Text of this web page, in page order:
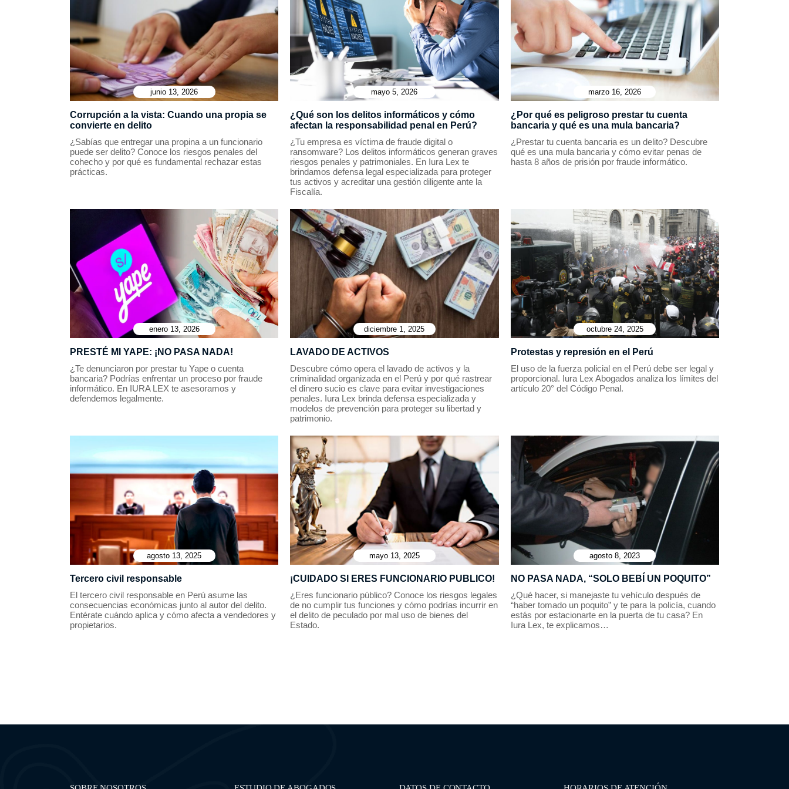
junio 13, 2026
Corrupción a la vista: Cuando una propia se
convierte en delito
¿Sabías que entregar una propina a un funcionario
puede ser delito? Conoce los riesgos penales del
cohecho y por qué es fundamental rechazar estas
prácticas.
mayo 5, 2026
¿Qué son los delitos informáticos y cómo
afectan la responsabilidad penal en Perú?
¿Tu empresa es víctima de fraude digital o
ransomware? Los delitos informáticos generan graves
riesgos penales y patrimoniales. En Iura Lex te
brindamos defensa legal especializada para proteger
tus activos y acreditar una gestión diligente ante la
Fiscalía.
marzo 16, 2026
¿Por qué es peligroso prestar tu cuenta
bancaria y qué es una mula bancaria?
¿Prestar tu cuenta bancaria es un delito? Descubre
qué es una mula bancaria y cómo evitar penas de
hasta 8 años de prisión por fraude informático.
enero 13, 2026
PRESTÉ MI YAPE: ¡NO PASA NADA!
¿Te denunciaron por prestar tu Yape o cuenta
bancaria? Podrías enfrentar un proceso por fraude
informático. En IURA LEX te asesoramos y
defendemos legalmente.
diciembre 1, 2025
LAVADO DE ACTIVOS
Descubre cómo opera el lavado de activos y la
criminalidad organizada en el Perú y por qué rastrear
el dinero sucio es clave para evitar investigaciones
penales. Iura Lex brinda defensa especializada y
modelos de prevención para proteger su libertad y
patrimonio.
octubre 24, 2025
Protestas y represión en el Perú
El uso de la fuerza policial en el Perú debe ser legal y
proporcional. Iura Lex Abogados analiza los límites del
artículo 20° del Código Penal.
agosto 13, 2025
Tercero civil responsable
El tercero civil responsable en Perú asume las
consecuencias económicas junto al autor del delito.
Entérate cuándo aplica y cómo afecta a vendedores y
propietarios.
mayo 13, 2025
¡CUIDADO SI ERES FUNCIONARIO PUBLICO!
¿Eres funcionario público? Conoce los riesgos legales
de no cumplir tus funciones y cómo podrías incurrir en
el delito de peculado por mal uso de bienes del
Estado.
agosto 8, 2023
NO PASA NADA, “SOLO BEBÍ UN POQUITO”
¿Qué hacer, si manejaste tu vehículo después de
“haber tomado un poquito” y te para la policía, cuando
estás por estacionarte en la puerta de tu casa? En
Iura Lex, te explicamos…